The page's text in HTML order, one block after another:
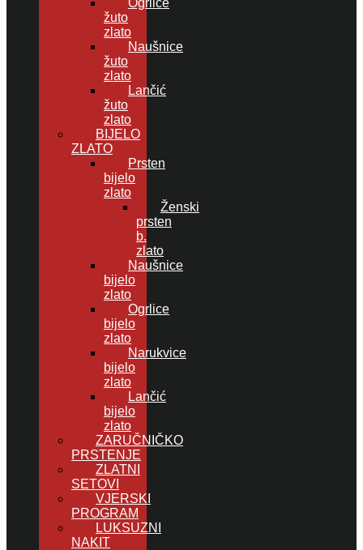
Ogrlice
žuto
zlato
Naušnice
žuto
zlato
Lančić
žuto
zlato
BIJELO
ZLATO
Prsten
bijelo
zlato
Ženski
prsten
b.
zlato
Naušnice
bijelo
zlato
Ogrlice
bijelo
zlato
Narukvice
bijelo
zlato
Lančić
bijelo
zlato
ZARUČNIČKO
PRSTENJE
ZLATNI
SETOVI
VJERSKI
PROGRAM
LUKSUZNI
NAKIT